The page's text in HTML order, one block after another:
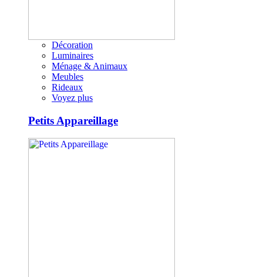
Décoration
Luminaires
Ménage & Animaux
Meubles
Rideaux
Voyez plus
Petits Appareillage